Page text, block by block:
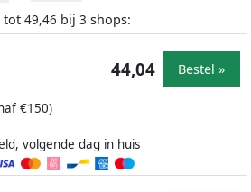
tot 49,46 bij 3 shops:
€150)
volgende dag in huis
44,04 Bestel »